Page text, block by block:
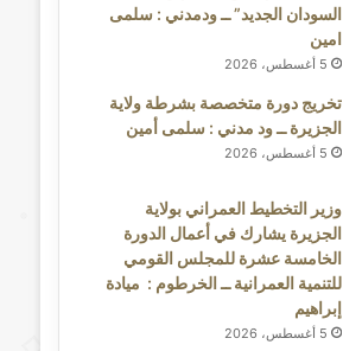
السودان الجديد” ــ ودمدني : سلمى
امين
5 أغسطس، 2026
تخريج دورة متخصصة بشرطة ولاية
الجزيرة ــ ود مدني : سلمى أمين
5 أغسطس، 2026
وزير التخطيط العمراني بولاية
الجزيرة يشارك في أعمال الدورة
الخامسة عشرة للمجلس القومي
للتنمية العمرانية ــ الخرطوم : ميادة
إبراهيم
5 أغسطس، 2026